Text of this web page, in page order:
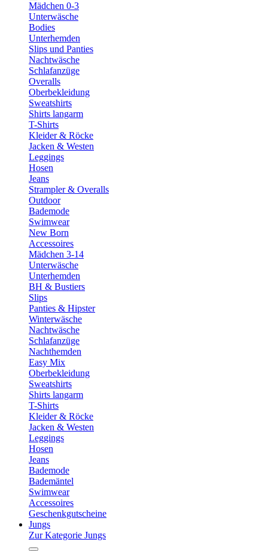
Mädchen 0-3
Unterwäsche
Bodies
Unterhemden
Slips und Panties
Nachtwäsche
Schlafanzüge
Overalls
Oberbekleidung
Sweatshirts
Shirts langarm
T-Shirts
Kleider & Röcke
Jacken & Westen
Leggings
Hosen
Jeans
Strampler & Overalls
Outdoor
Bademode
Swimwear
New Born
Accessoires
Mädchen 3-14
Unterwäsche
Unterhemden
BH & Bustiers
Slips
Panties & Hipster
Winterwäsche
Nachtwäsche
Schlafanzüge
Nachthemden
Easy Mix
Oberbekleidung
Sweatshirts
Shirts langarm
T-Shirts
Kleider & Röcke
Jacken & Westen
Leggings
Hosen
Jeans
Bademode
Bademäntel
Swimwear
Accessoires
Geschenkgutscheine
Jungs
Zur Kategorie Jungs